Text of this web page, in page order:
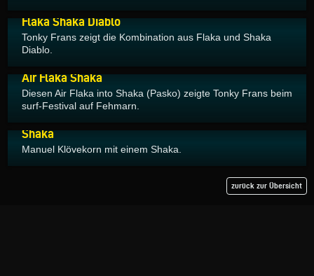
Flaka Shaka Diablo
Tonky Frans zeigt die Kombination aus Flaka und Shaka
Diablo.
Air Flaka Shaka
Diesen Air Flaka into Shaka (Pasko) zeigte Tonky Frans beim
surf-Festival auf Fehmarn.
Shaka
Manuel Klövekorn mit einem Shaka.
zurück zur Übersicht